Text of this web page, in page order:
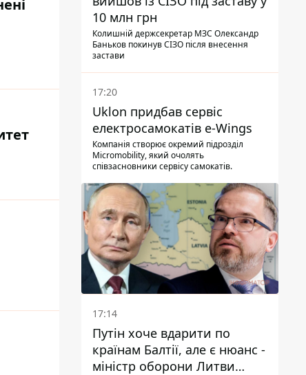
10 млн грн
Колишній держсекретар МЗС Олександр
Баньков покинув СІЗО після внесення
застави
17:20
Uklon придбав сервіс
електросамокатів e-Wings
Компанія створює окремий підрозділ
Micromobility, який очолять
співзасновники сервісу самокатів.
17:14
Путін хоче вдарити по
країнам Балтії, але є нюанс -
міністр оборони Литви